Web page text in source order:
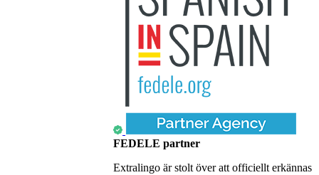
FEDELE partner
Extralingo är stolt över att officiellt erkännas